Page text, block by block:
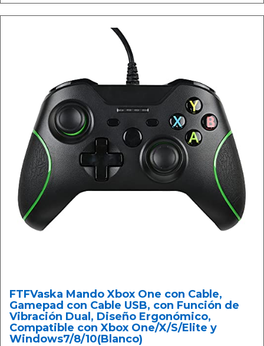
FTFVaska Mando Xbox One con Cable,
Gamepad con Cable USB, con Función de
Vibración Dual, Diseño Ergonómico,
Compatible con Xbox One/X/S/Elite y
Windows7/8/10(Blanco)